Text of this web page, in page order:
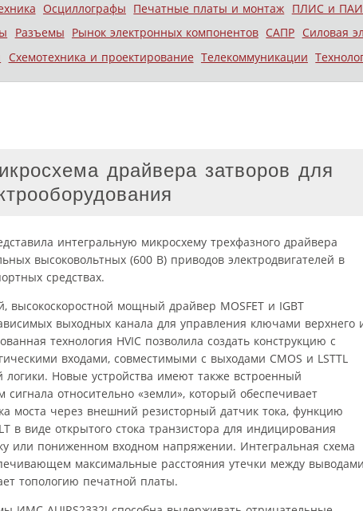
Осциллографы Печатные платы и монтаж ПЛИС и
Разъемы Рынок электронных компонентов САПР Силовая
Схемотехника и проектирование Телекоммуникации
драйвера затворов для
интегральную микросхему трехфазного драйвера
высоковольтных (600 В) приводов электродвигателей в
средствах.
высокоскоростной мощный драйвер MOSFET и IGBT
выходных канала для управления ключами верхнего
технология HVIC позволила создать конструкцию с
входами, совместимыми с выходами CMOS и LSTTL
логики. Новые устройства имеют также встроенный
относительно «земли», который обеспечивает
моста через внешний резисторный датчик тока, функцию
в виде открытого стока транзистора для индицирования
или пониженном входном напряжении. Интегральная схема
максимальные расстояния утечки между
топологию печатной платы.